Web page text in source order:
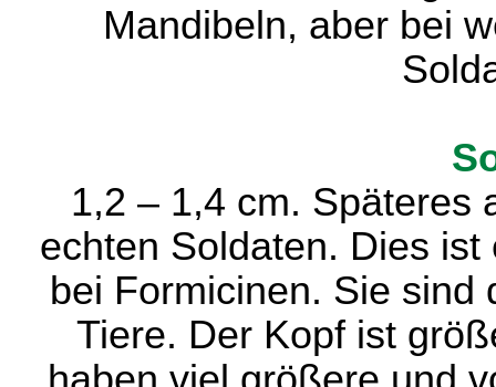
Mandibeln, aber bei
1,2 – 1,4 cm. Späteres
echten Soldaten. Dies
bei Formicinen. Sie sind
Tiere. Der Kopf ist